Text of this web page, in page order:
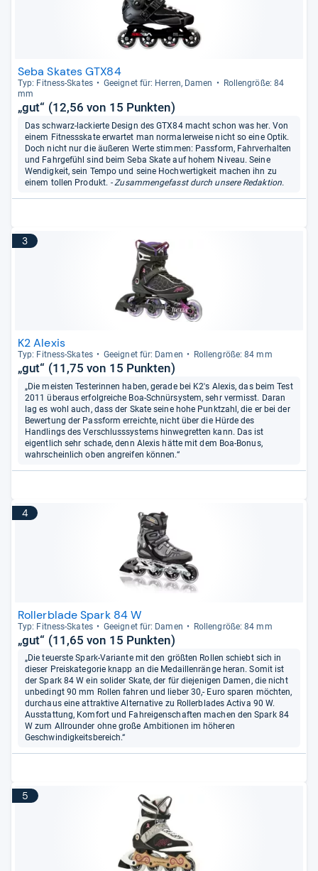
Seba Skates GTX84
Typ: Fit­ness-​Ska­tes Geeig­net für: Her­ren, Damen
Rol­len­größe: 84
mm
„gut“ (12,56 von 15 Punkten)
Das schwarz-lackierte Design des GTX84 macht schon was her. Von
einem Fitnessskate erwartet man normalerweise nicht so eine Optik.
Doch nicht nur die äußeren Werte stimmen: Passform, Fahrverhalten
und Fahrgefühl sind beim Seba Skate auf hohem Niveau. Seine
Wendigkeit, sein Tempo und seine Hochwertigkeit machen ihn zu
einem tollen Produkt. - Zusammengefasst durch unsere Redaktion.
3
K2 Alexis
Typ: Fit­ness-​Ska­tes Geeig­net für: Damen Rol­len­größe: 84 mm
„gut“ (11,75 von 15 Punkten)
„Die meisten Testerinnen haben, gerade bei K2's Alexis, das beim Test
2011 überaus erfolgreiche Boa-Schnürsystem, sehr vermisst. Daran
lag es wohl auch, dass der Skate seine hohe Punktzahl, die er bei der
Bewertung der Passform erreichte, nicht über die Hürde des
Handlings des Verschlusssystems hinwegretten kann. Das ist
eigentlich sehr schade, denn Alexis hätte mit dem Boa-Bonus,
wahrscheinlich oben angreifen können.“
4
Rollerblade Spark 84 W
Typ: Fit­ness-​Ska­tes Geeig­net für: Damen Rol­len­größe: 84 mm
„gut“ (11,65 von 15 Punkten)
„Die teuerste Spark-Variante mit den größten Rollen schiebt sich in
dieser Preiskategorie knapp an die Medaillenränge heran. Somit ist
der Spark 84 W ein solider Skate, der für diejenigen Damen, die nicht
unbedingt 90 mm Rollen fahren und lieber 30,- Euro sparen möchten,
durchaus eine attraktive Alternative zu Rollerblades Activa 90 W.
Ausstattung, Komfort und Fahreigenschaften machen den Spark 84
W zum Allrounder ohne große Ambitionen im höheren
Geschwindigkeitsbereich.“
5